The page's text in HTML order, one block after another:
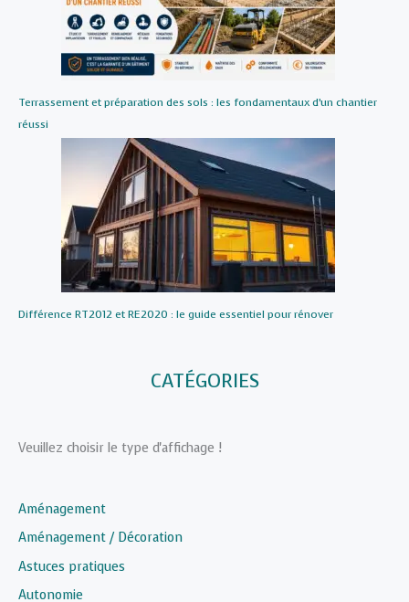
Terrassement et préparation des sols : les fondamentaux d’un chantier
réussi
Différence RT2012 et RE2020 : le guide essentiel pour rénover
CATÉGORIES
Veuillez choisir le type d'affichage !
Aménagement
Aménagement / Décoration
Astuces pratiques
Autonomie